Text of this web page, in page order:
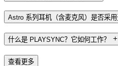
Astro 系列耳机（含麦克风）是否采用
什么是 PLAYSYNC？它如何工作？
查看更多